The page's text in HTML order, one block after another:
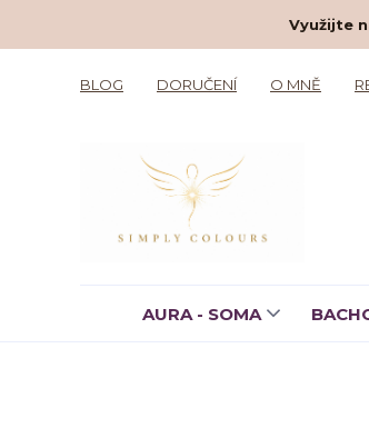
Využijte
BLOG DORUČENÍ O MNĚ
AURA - SOMA